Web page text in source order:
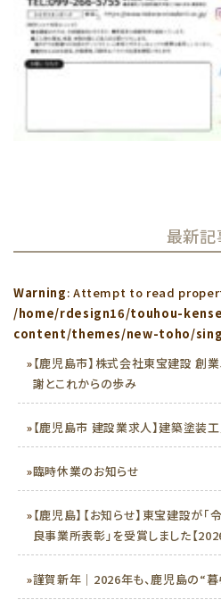
最新記
Warning: Attempt to read
/home/rdesign16/touhou-
content/themes/new-toho/
»【鹿児島市】株式会社東宝建設 創
謝とこれからの歩み
»【鹿児島市 建設業求人】建築塗装
»臨時休業のお知らせ
»【鹿児島】【お知らせ】東宝建設が
良事業所表彰」を受賞しました【
»謹賀新年｜2026年も、鹿児島の“暮